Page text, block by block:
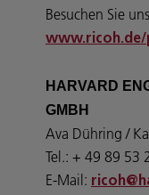
Besuchen Sie
www.ricoh.de/
HARVARD
GMBH
Ava Dühring /
Tel.: + 49 89 53
E-Mail: